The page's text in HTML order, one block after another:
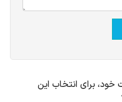
خود، برای انتخاب این